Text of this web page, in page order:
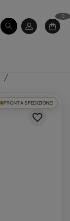
0
PRONTA SPEDIZIONE!
favorite_border